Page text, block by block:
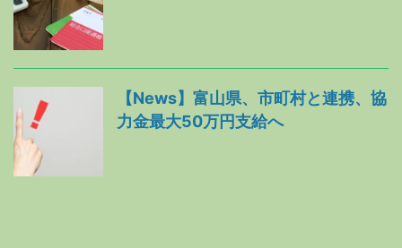
【News】富山県、市町村と連携、協
力金最大50万円支給へ